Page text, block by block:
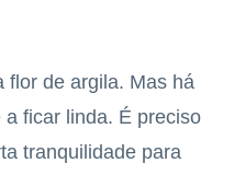
flor de argila. Mas há
ficar linda. É preciso
tranquilidade para